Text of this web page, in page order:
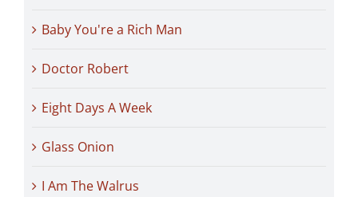
Baby You're a Rich Man
Doctor Robert
Eight Days A Week
Glass Onion
I Am The Walrus